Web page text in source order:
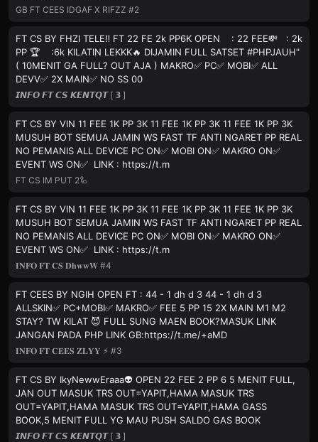
GB FT CEES IDGAF X RIFZZ #2
FT CS BY FHZI TELE‼️ FT 22 FE 2k PP6K OPEN : 22 FEE💸 : 2k
PP 🏆 :6k KILATIN LEKKK🔥 DIJAMIN FULL SATSET #PHPJAUH"
( 10MENIT GA FULL? OUT AJA ) MAKRO✅ PC✅ MOBI✅ ALL
DEVV✅ 2X MAIN✅ NO SS 00
𝙄𝙉𝙁𝙊 𝙁𝙏 𝘾𝙎 𝙆𝙀𝙉𝙏𝙌𝙏 [ 𝟯 ]
FT CS BY VIN 11 FEE 1K PP 3K 11 FEE 1K PP 3K 11 FEE 1K PP 3K
MUSUH BOT SEMUA JAMIN WS FAST TF ANTI NGARET PP REAL
NO PEMANIS ALL DEVICE PC ON✅ MOBI ON✅ MAKRO ON✅
EVENT WS ON✅ LINK : https://t.m
FT CS IM PUT 2🦾
FT CS BY VIN 11 FEE 1K PP 3K 11 FEE 1K PP 3K 11 FEE 1K PP 3K
MUSUH BOT SEMUA JAMIN WS FAST TF ANTI NGARET PP REAL
NO PEMANIS ALL DEVICE PC ON✅ MOBI ON✅ MAKRO ON✅
EVENT WS ON✅ LINK : https://t.m
𝐈𝐍𝐅𝐎 𝐅𝐓 𝐂𝐒 𝐃𝐡𝐰𝐰𝐖 #4
FT CEES BY NGIH OPEN FT : 44 - 1 dh d 3 44 - 1 dh d 3
ALLSKIN✅ PC+MOBI✅ MAKRO✅ FEE 5 PP 15 2X MAIN M1 M2
STAY? TW KILAT 😈 FULL SUNG MAEN BOOK?MASUK LINK
JANGAN PADA PHP LINK GB:https://t.me/+aMD
𝐈𝐍𝐅𝐎 𝐅𝐓 𝐂𝐄𝐄𝐒 𝐙𝐋𝐘𝐘 ⚡ #3
FT CS BY IkyNewwEraaa👽 OPEN 22 FEE 2 PP 6 5 MENIT FULL,
JAN OUT MASUK TRS OUT=YAPIT,HAMA MASUK TRS
OUT=YAPIT,HAMA MASUK TRS OUT=YAPIT,HAMA GASS
BOOK,5 MENIT FULL YG MAU PUSH SALDO GAS BOOK
𝙄𝙉𝙁𝙊 𝙁𝙏 𝘾𝙎 𝙆𝙀𝙉𝙏𝙌𝙏 [ 𝟯 ]